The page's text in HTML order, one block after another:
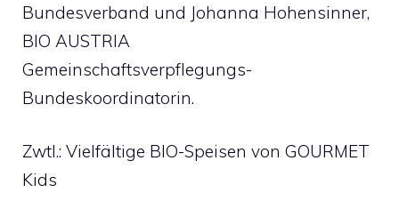
Bundesverband und Johanna Hohensinner,
BIO AUSTRIA
Gemeinschaftsverpflegungs-
Bundeskoordinatorin.
Zwtl.: Vielfältige BIO-Speisen von GOURMET
Kids